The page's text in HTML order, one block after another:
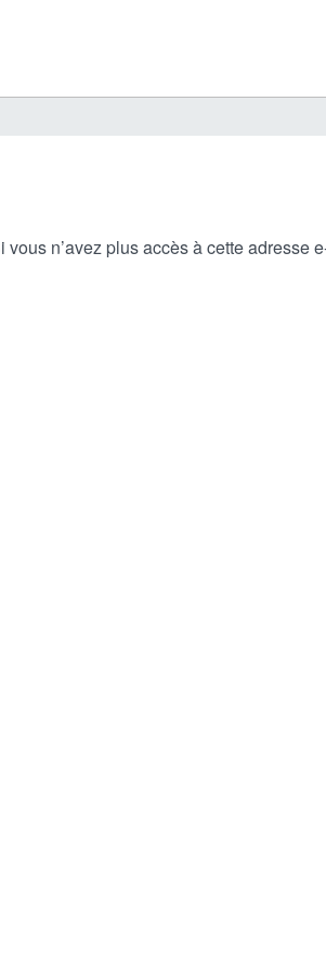
n’avez plus accès à cette adresse